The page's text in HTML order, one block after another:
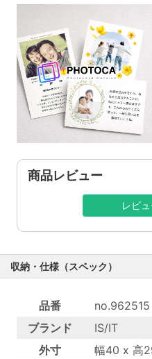
商品レビュー
レビ
収納・仕様（スペック）
品番
no.962515
ブランド
IS/IT
外寸
幅40 x 高